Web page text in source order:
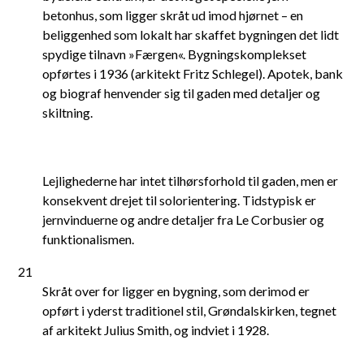
betonhus, som ligger skråt ud imod hjørnet – en
beliggenhed som lokalt har skaffet bygningen det lidt
spydige tilnavn »Færgen«. Bygningskomplekset
opførtes i 1936 (arkitekt Fritz Schlegel). Apotek, bank
og biograf henvender sig til gaden med detaljer og
skiltning.
Lejlighederne har intet tilhørsforhold til gaden, men er
konsekvent drejet til solorientering. Tidstypisk er
jernvinduerne og andre detaljer fra Le Corbusier og
funktionalismen.
21
Skråt over for ligger en bygning, som derimod er
opført i yderst traditionel stil, Grøndalskirken, tegnet
af arkitekt Julius Smith, og indviet i 1928.